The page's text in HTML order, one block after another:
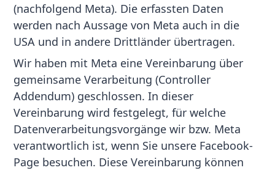
(nachfolgend Meta). Die erfassten Daten
werden nach Aussage von Meta auch in die
USA und in andere Drittländer übertragen.
Wir haben mit Meta eine Vereinbarung über
gemeinsame Verarbeitung (Controller
Addendum) geschlossen. In dieser
Vereinbarung wird festgelegt, für welche
Datenverarbeitungsvorgänge wir bzw. Meta
verantwortlich ist, wenn Sie unsere Facebook-
Page besuchen. Diese Vereinbarung können